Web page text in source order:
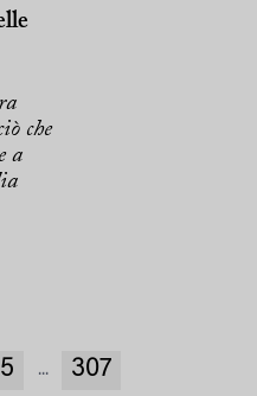
che
a
5 ... 307